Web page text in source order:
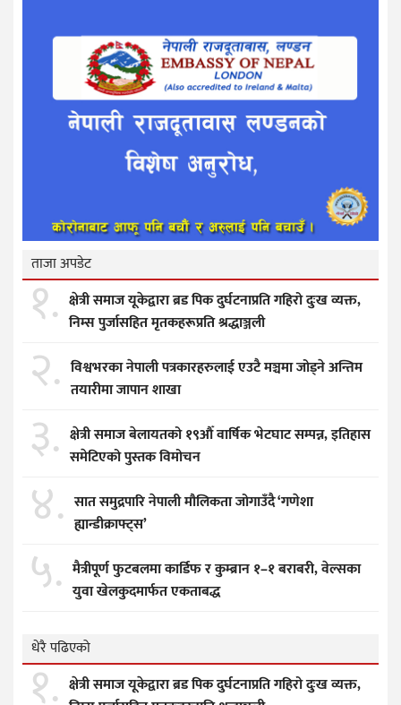
ताजा अपडेट
१. क्षेत्री समाज यूकेद्वारा ब्रड पिक दुर्घटनाप्रति गहिरो दुःख व्यक्त,
निम्स पुर्जासहित मृतकहरूप्रति श्रद्धाञ्जली
२. विश्वभरका नेपाली पत्रकारहरुलाई एउटै मञ्चमा जोड्ने अन्तिम
तयारीमा जापान शाखा
३. क्षेत्री समाज बेलायतको १९औँ वार्षिक भेटघाट सम्पन्न, इतिहास
समेटिएको पुस्तक विमोचन
४. सात समुद्रपारि नेपाली मौलिकता जोगाउँदै ‘गणेशा
ह्यान्डीक्राफ्ट्स’
५. मैत्रीपूर्ण फुटबलमा कार्डिफ र कुम्ब्रान १–१ बराबरी, वेल्सका
युवा खेलकुदमार्फत एकताबद्ध
धेरै पढिएको
१. क्षेत्री समाज यूकेद्वारा ब्रड पिक दुर्घटनाप्रति गहिरो दुःख व्यक्त,